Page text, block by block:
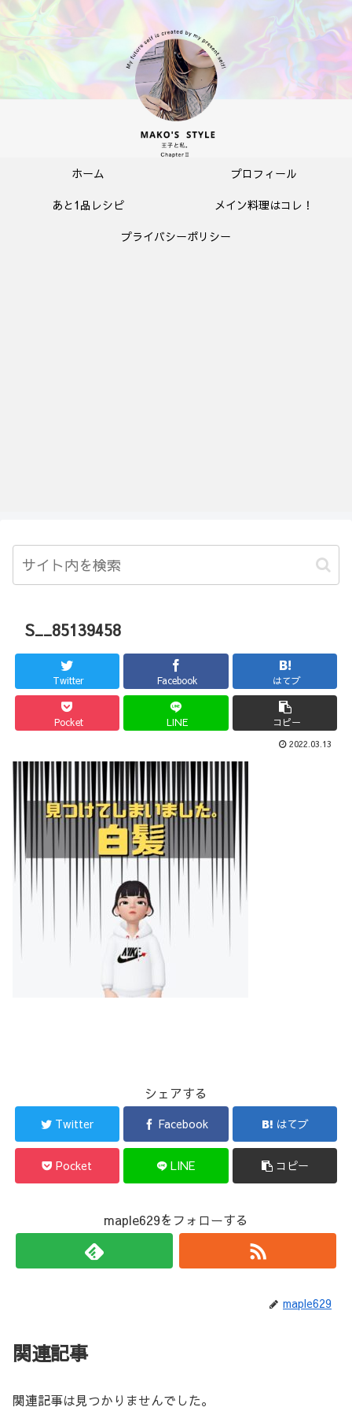
ホーム
プロフィール
あと1品レシピ
メイン料理はコレ！
プライバシーポリシー
S__85139458
Twitter Facebook はてブ
Pocket LINE コピー
2022.03.13
シェアする
Twitter Facebook はてブ
Pocket LINE コピー
maple629をフォローする
maple629
関連記事
関連記事は見つかりませんでした。